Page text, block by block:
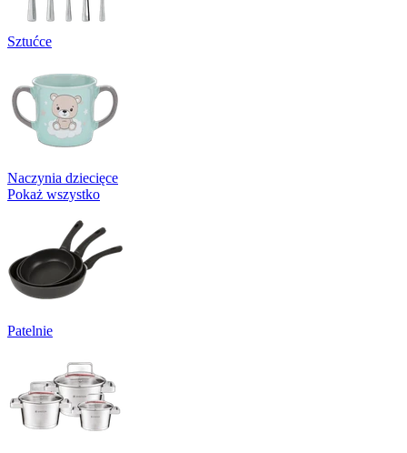
Sztućce
Naczynia dziecięce
Pokaż wszystko
Patelnie